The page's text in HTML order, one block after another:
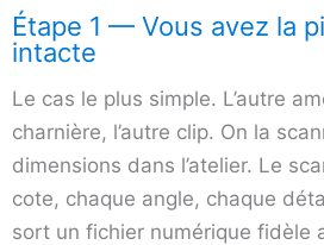
Étape 1 — Vous avez la
intacte
Le cas le plus simple. L’autre
charnière, l’autre clip. On la
dimensions dans l’atelier. Le
cote, chaque angle, chaque
sort un fichier numérique fidèle